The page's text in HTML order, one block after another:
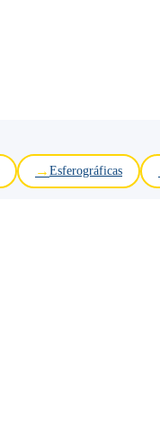
Esferográficas